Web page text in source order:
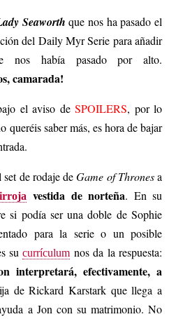
Seaworth que nos ha pasado el
del Daily Myr Serie para añadir
nos había pasado por alto.
camarada!
el aviso deSPOILERS, por lo
queréis saber más, es hora de bajar
set de rodaje deGame of Thronesa
vestida de norteña. En su
si podía ser una doble de Sophie
para la serie o un posible
sucurrículum nos da la respuesta:
interpretará, efectivamente, a
de Rickard Karstark que llega a
a Jon con su matrimonio. No